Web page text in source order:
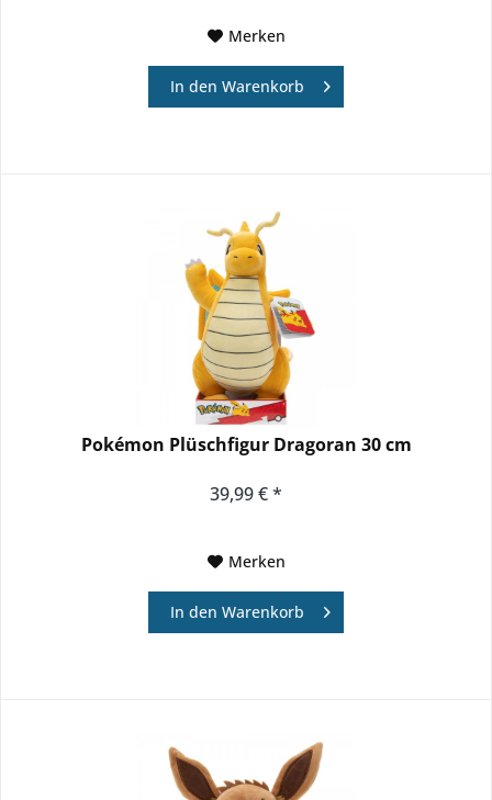
Merken
In den Warenkorb
Pokémon Plüschfigur Dragoran 30 cm
39,99 € *
Merken
In den Warenkorb